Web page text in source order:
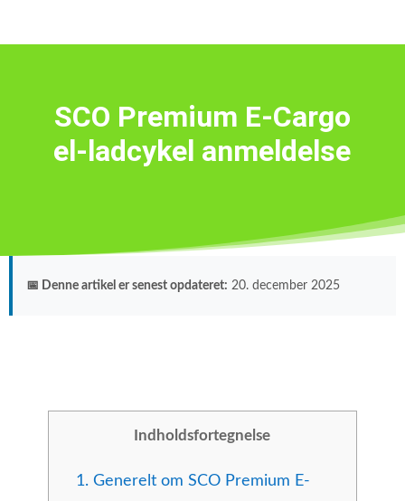
SCO Premium E-Cargo
el-ladcykel anmeldelse
📅 Denne artikel er senest opdateret: 20. december 2025
Indholdsfortegnelse
1.Generelt om SCO Premium E-